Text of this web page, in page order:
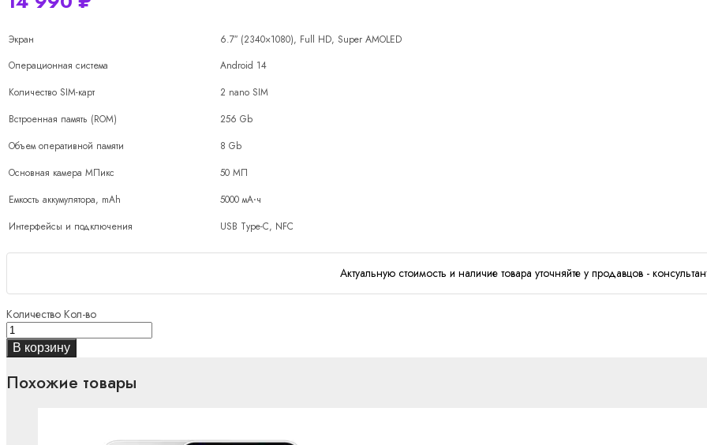
Экран
6.7″ (2340×1080), Full HD, Super AMOLED
Операционная система
Android 14
Количество SIM-карт
2 nano SIM
Встроенная память (ROM)
256 Gb
Объем оперативной памяти
8 Gb
Основная камера МПикс
50 МП
Емкость аккумулятора, mAh
5000 мА⋅ч
Интерфейсы и подключения
USB Type-C, NFC
Актуальную стоимость и наличие товара уточняйте у продавцов -
Количество Кол-во
В корзину
Похожие товары